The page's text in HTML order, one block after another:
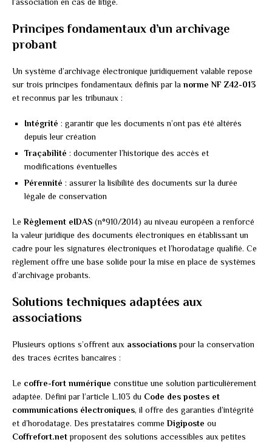
Principes fondamentaux d’un archivage
probant
Un système d’archivage électronique juridiquement valable repose
sur trois principes fondamentaux définis par la norme NF Z42-013
et reconnus par les tribunaux :
Intégrité : garantir que les documents n’ont pas été altérés
depuis leur création
Traçabilité : documenter l’historique des accès et
modifications éventuelles
Pérennité : assurer la lisibilité des documents sur la durée
légale de conservation
LeRèglement eIDAS (n°910/2014) au niveau européen a renforcé
la valeur juridique des documents électroniques en établissant un
cadre pour les signatures électroniques et l’horodatage qualifié. Ce
règlement offre une base solide pour la mise en place de systèmes
d’archivage probants.
Solutions techniques adaptées aux
associations
Plusieurs options s’offrent aux associationspour la conservation
des traces écrites bancaires :
Le coffre-fort numérique constitue une solution particulièrement
adaptée. Défini par l’article L.103 du Code des postes et
communications électroniques, il offre des garanties d’intégrité
et d’horodatage. Des prestataires comme Digiposte ou
Coffrefort.netproposent des solutions accessibles aux petites